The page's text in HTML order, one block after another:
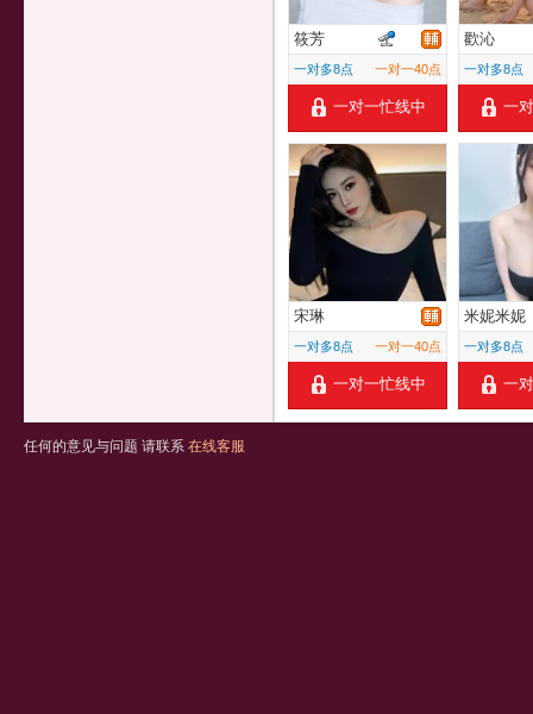
筱芳
一对多8点 一对一40点
一对一忙线中
歡沁
一对多8点
一
宋琳
一对多8点 一对一40点
一对一忙线中
米妮米妮
一对多8点
一
任何的意见与问题 请联系 在线客服